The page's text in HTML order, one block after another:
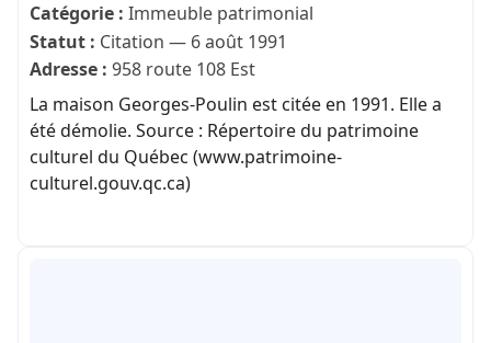
Catégorie : Immeuble patrimonial
Statut : Citation — 6 août 1991
Adresse : 958 route 108 Est
La maison Georges-Poulin est citée en 1991. Elle a
été démolie. Source : Répertoire du patrimoine
culturel du Québec (www.patrimoine-
culturel.gouv.qc.ca)